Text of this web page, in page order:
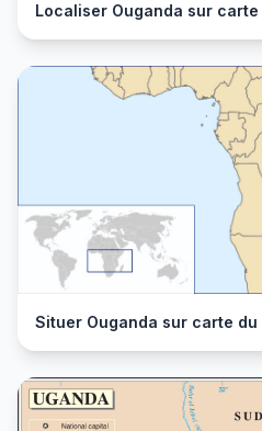
Localiser Ouganda sur carte
Situer Ouganda sur carte du